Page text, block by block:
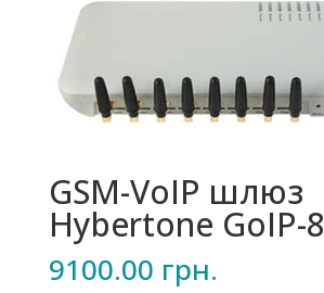
GSM-VoIP шлюз
Hybertone GoIP-8
9100.00 грн.